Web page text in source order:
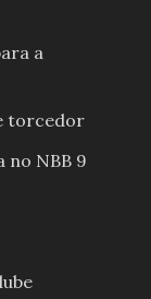
a
torcedor
no NBB 9